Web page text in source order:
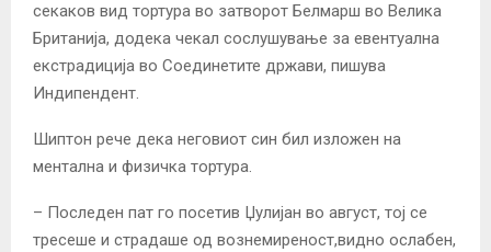
секаков вид тортура во затворот Белмарш во Велика
Британија, додека чекал сослушување за евентуална
екстрадиција во Соединетите држави, пишува
Индипендент.
Шиптон рече дека неговиот син бил изложен на
ментална и физичка тортура.
– Последен пат го посетив Џулијан во август, тој се
тресеше и страдаше од вознемиреност,видно ослабен,